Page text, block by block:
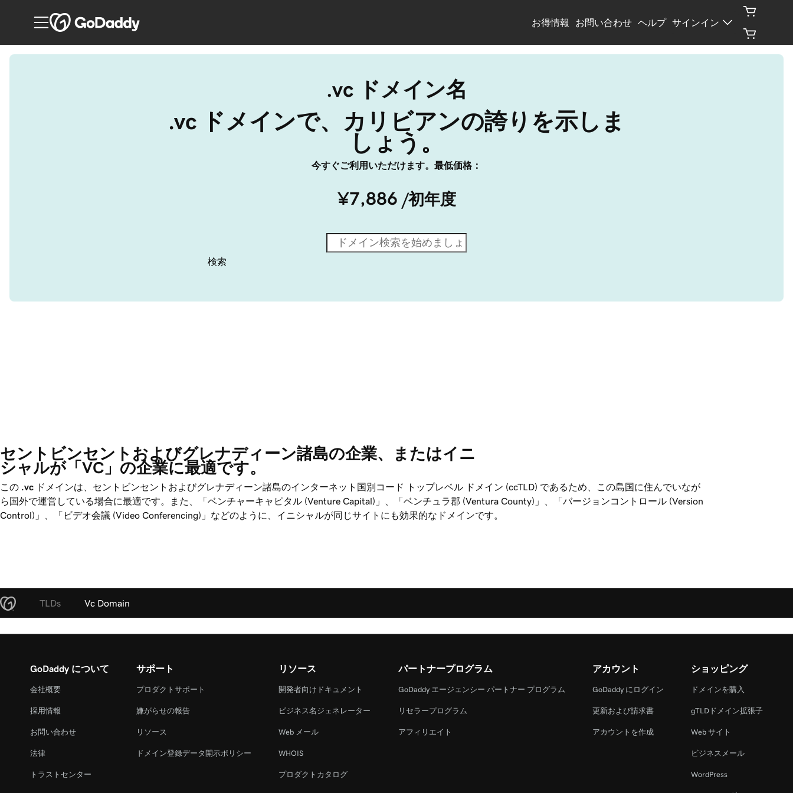
お得情報 お問い合わせ ヘルプ サインイン
.vc ドメイン名
.vc ドメインで、カリビアンの誇りを示しま
しょう。
今すぐご利用いただけます。最低価格：
¥7,886 /初年度
検索
セントビンセントおよびグレナディーン諸島の企業、またはイニ
シャルが「VC」の企業に最適です。
この .vc ドメインは、セントビンセントおよびグレナディーン諸島のインターネット国別コード トップレベル ドメイン (ccTLD) であるため、この島国に住んでいなが
ら国外で運営している場合に最適です。また、「ベンチャーキャピタル (Venture Capital)」、「ベンチュラ郡 (Ventura County)」、「バージョンコントロール (Version
Control)」、「ビデオ会議 (Video Conferencing)」などのように、イニシャルが同じサイトにも効果的なドメインです。
TLDs Vc Domain
GoDaddy について
会社概要
採用情報
お問い合わせ
法律
トラストセンター
サポート
プロダクトサポート
嫌がらせの報告
リソース
ドメイン登録データ開示ポリシー
リソース
開発者向けドキュメント
ビジネス名ジェネレーター
Web メール
WHOIS
プロダクトカタログ
パートナープログラム
GoDaddy エージェンシー パートナー プログラム
リセラープログラム
アフィリエイト
アカウント
GoDaddy にログイン
更新および請求書
アカウントを作成
ショッピング
ドメインを購入
gTLDドメイン拡張子
Web サイト
ビジネスメール
WordPress